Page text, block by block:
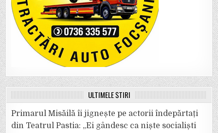
ULTIMELE ȘTIRI
Primarul Misăilă îi jignește pe actorii îndepărtați
din Teatrul Pastia: „Ei gândesc ca niște socialiști